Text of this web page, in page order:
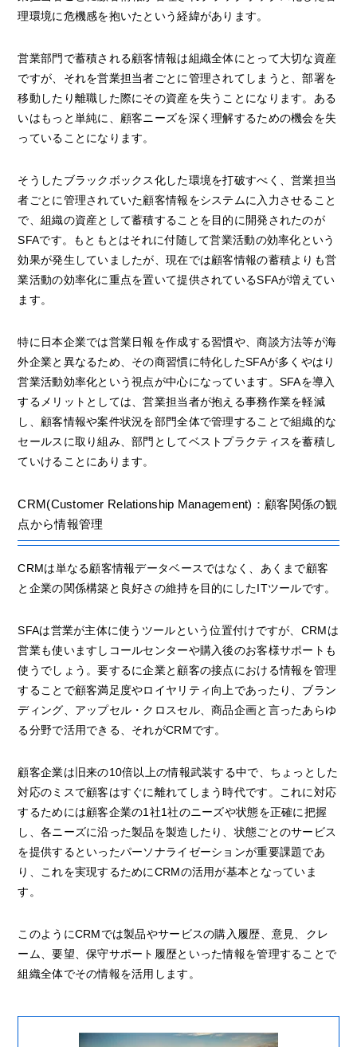
理環境に危機感を抱いたという経緯があります。
営業部門で蓄積される顧客情報は組織全体にとって大切な資産
ですが、それを営業担当者ごとに管理されてしまうと、部署を
移動したり離職した際にその資産を失うことになります。ある
いはもっと単純に、顧客ニーズを深く理解するための機会を失
っていることになります。
そうしたブラックボックス化した環境を打破すべく、営業担当
者ごとに管理されていた顧客情報をシステムに入力させること
で、組織の資産として蓄積することを目的に開発されたのが
SFAです。もともとはそれに付随して営業活動の効率化という
効果が発生していましたが、現在では顧客情報の蓄積よりも営
業活動の効率化に重点を置いて提供されているSFAが増えてい
ます。
特に日本企業では営業日報を作成する習慣や、商談方法等が海
外企業と異なるため、その商習慣に特化したSFAが多くやはり
営業活動効率化という視点が中心になっています。SFAを導入
するメリットとしては、営業担当者が抱える事務作業を軽減
し、顧客情報や案件状況を部門全体で管理することで組織的な
セールスに取り組み、部門としてベストプラクティスを蓄積し
ていけることにあります。
CRM(Customer Relationship Management)：顧客関係の観
点から情報管理
CRMは単なる顧客情報データベースではなく、あくまで顧客
と企業の関係構築と良好さの維持を目的にしたITツールです。
SFAは営業が主体に使うツールという位置付けですが、CRMは
営業も使いますしコールセンターや購入後のお客様サポートも
使うでしょう。要するに企業と顧客の接点における情報を管理
することで顧客満足度やロイヤリティ向上であったり、ブラン
ディング、アップセル・クロスセル、商品企画と言ったあらゆ
る分野で活用できる、それがCRMです。
顧客企業は旧来の10倍以上の情報武装する中で、ちょっとした
対応のミスで顧客はすぐに離れてしまう時代です。これに対応
するためには顧客企業の1社1社のニーズや状態を正確に把握
し、各ニーズに沿った製品を製造したり、状態ごとのサービス
を提供するといったパーソナライゼーションが重要課題であ
り、これを実現するためにCRMの活用が基本となっていま
す。
このようにCRMでは製品やサービスの購入履歴、意見、クレ
ーム、要望、保守サポート履歴といった情報を管理することで
組織全体でその情報を活用します。